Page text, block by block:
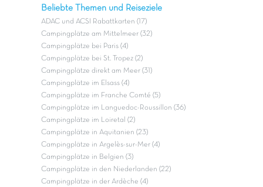
Beliebte Themen und Reiseziele
ADAC und ACSI Rabattkarten (17)
Campingplätze am Mittelmeer (32)
Campingplätze bei Paris (4)
Campingplätze bei St. Tropez (2)
Campingplätze direkt am Meer (31)
Campingplätze im Elsass (4)
Campingplätze im Franche Comté (5)
Campingplätze im Languedoc-Roussillon (36)
Campingplätze im Loiretal (2)
Campingplätze in Aquitanien (23)
Campingplätze in Argelès-sur-Mer (4)
Campingplätze in Belgien (3)
Campingplätze in den Niederlanden (22)
Campingplätze in der Ardèche (4)